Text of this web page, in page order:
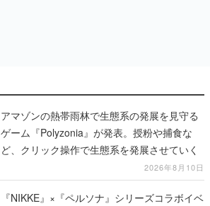
アマゾンの熱帯雨林で生態系の発展を見守る
ゲーム『Polyzonia』が発表。授粉や捕食な
ど、クリック操作で生態系を発展させていく
2026年8月10日
『NIKKE』×『ペルソナ』シリーズコラボイベ